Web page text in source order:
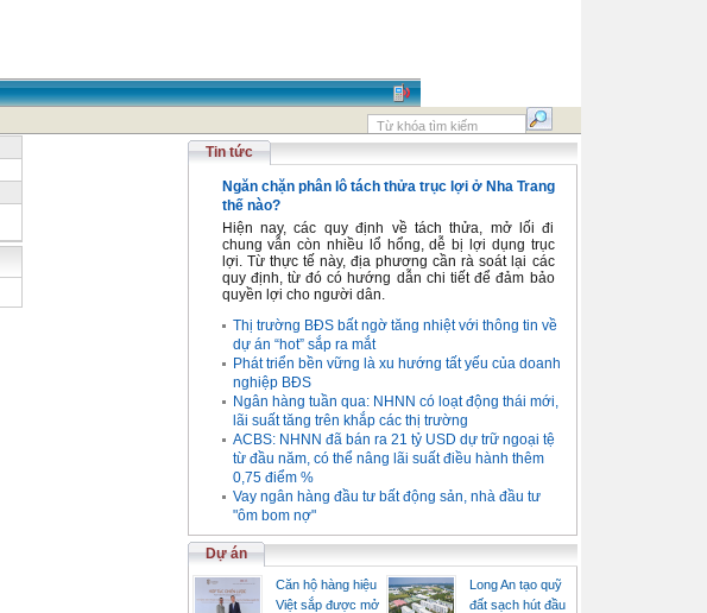
Tin tức
Ngăn chặn phân lô tách thửa trục lợi ở Nha Trang
thế nào?
Hiện nay, các quy định về tách thửa, mở lối đi
chung vẫn còn nhiều lổ hổng, dễ bị lợi dụng trục
lợi. Từ thực tế này, địa phương cần rà soát lại các
quy định, từ đó có hướng dẫn chi tiết để đảm bảo
quyền lợi cho người dân.
Thị trường BĐS bất ngờ tăng nhiệt với thông tin về
dự án “hot” sắp ra mắt
Phát triển bền vững là xu hướng tất yếu của doanh
nghiệp BĐS
Ngân hàng tuần qua: NHNN có loạt động thái mới,
lãi suất tăng trên khắp các thị trường
ACBS: NHNN đã bán ra 21 tỷ USD dự trữ ngoại tệ
từ đầu năm, có thể nâng lãi suất điều hành thêm
0,75 điểm %
Vay ngân hàng đầu tư bất động sản, nhà đầu tư
"ôm bom nợ"
Dự án
Căn hộ hàng hiệu
Việt sắp được mở
Long An tạo quỹ
đất sạch hút đầu